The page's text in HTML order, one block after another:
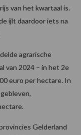
van het kwartaal is.
ijlt daardoor iets na
agrarische
van 2024 – in het 2e
euro per hectare. In
Gelderland